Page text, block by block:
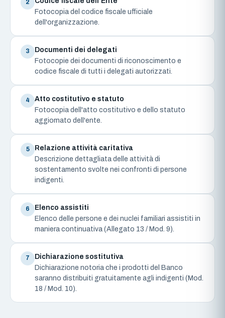
2
Fotocopia del codice fiscale ufficiale
dell'organizzazione.
3
Documenti dei delegati
Fotocopie dei documenti di riconoscimento e
codice fiscale di tutti i delegati autorizzati.
4
Atto costitutivo e statuto
Fotocopia dell'atto costitutivo e dello statuto
aggiornato dell'ente.
5
Relazione attività caritativa
Descrizione dettagliata delle attività di
sostentamento svolte nei confronti di persone
indigenti.
6
Elenco assistiti
Elenco delle persone e dei nuclei familiari assistiti in
maniera continuativa (Allegato 13 / Mod. 9).
7
Dichiarazione sostitutiva
Dichiarazione notoria che i prodotti del Banco
saranno distribuiti gratuitamente agli indigenti (Mod.
18 / Mod. 10).